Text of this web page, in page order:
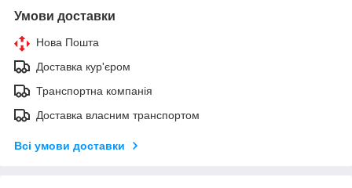
Умови доставки
Нова Пошта
Доставка кур'єром
Транспортна компанія
Доставка власним транспортом
Всі умови доставки